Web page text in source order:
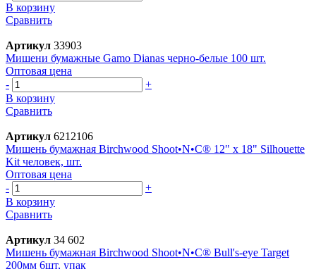
В корзину
Сравнить
Артикул 33903
Мишени бумажные Gamo Dianas черно-белые 100 шт.
Оптовая цена
-
+
В корзину
Сравнить
Артикул 6212106
Мишень бумажная Birchwood Shoot•N•C® 12" x 18" Silhouette
Kit человек, шт.
Оптовая цена
-
+
В корзину
Сравнить
Артикул 34 602
Мишень бумажная Birchwood Shoot•N•C® Bull's-eye Target
200мм 6шт, упак